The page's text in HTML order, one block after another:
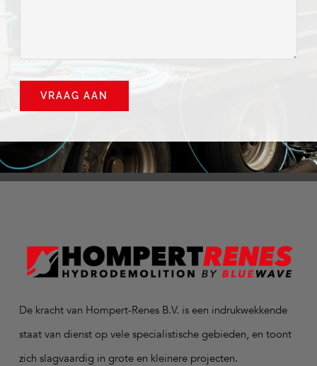
VRAAG AAN
De kracht van Hompert-Renes B.V. is een indrukwekkende
staat van dienst op vele specialistische gebieden, en toont
zich slagvaardig in grote en kleinere projecten.